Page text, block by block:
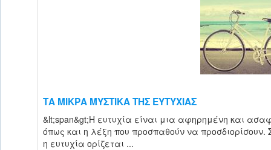
ΤΑ ΜΙΚΡΑ ΜΥΣΤΙΚΑ ΤΗΣ ΕΥΤΥΧΙΑΣ
&lt;span&gt;Η ευτυχία είναι μια αφηρημένη και
όπως και η λέξη που προσπαθούν να
η ευτυχία ορίζεται ...